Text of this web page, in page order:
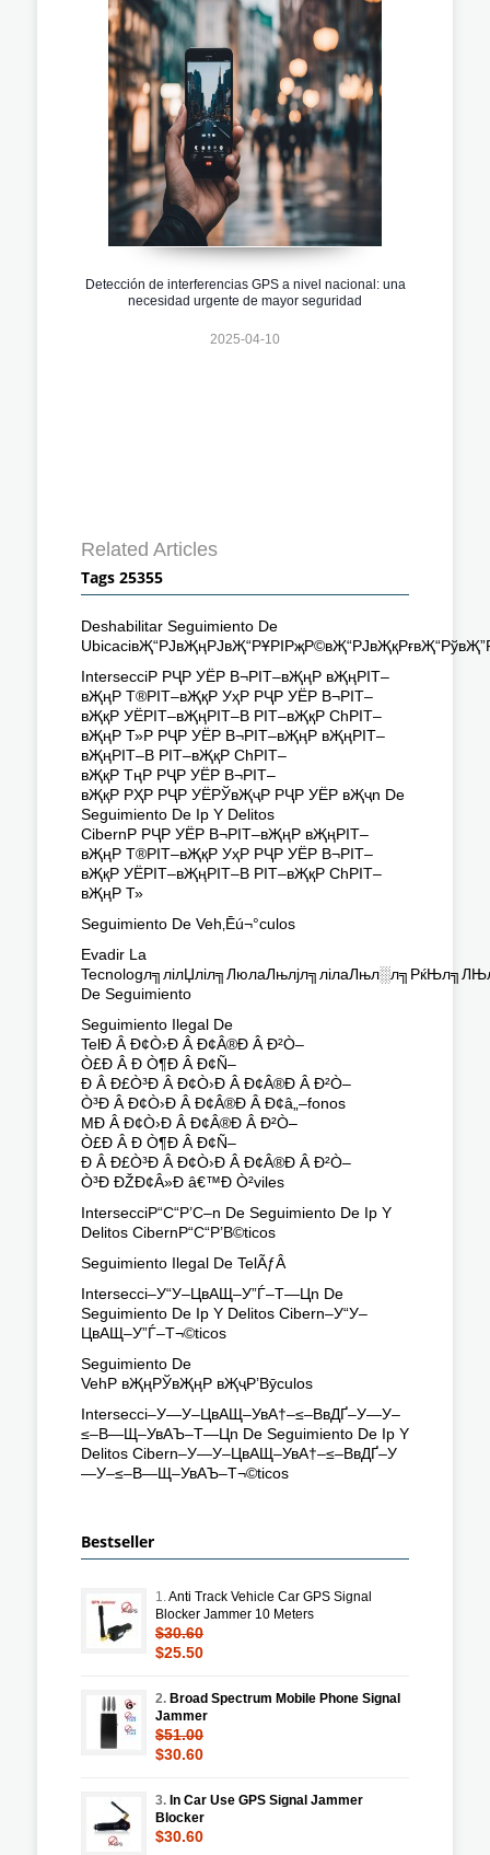
Detección de interferencias GPS a nivel nacional: una
necesidad urgente de mayor seguridad
2025-04-10
Related Articles
Tags 25355
Deshabilitar Seguimiento De
IntersecciР РҶР УЁР В¬РІТ–вҖңР вҖңРІТ–
вҖңР Т®РІТ–вҖқР УҳР РҶР УЁР В¬РІТ–
вҖқР УЁРІТ–вҖңРІТ–В РІТ–вҖқР СһРІТ–
вҖңР Т»Р РҶР УЁР В¬РІТ–вҖңР вҖңРІТ–
вҖңРІТ–В РІТ–вҖқР СһРІТ–
вҖқР ТңР РҶР УЁР В¬РІТ–
вҖқР РҲР РҶР УЁРЎвҖҷР РҶР УЁР вҖҷn De
Seguimiento De Ip Y Delitos
CibernР РҶР УЁР В¬РІТ–вҖңР вҖңРІТ–
вҖңР Т®РІТ–вҖқР УҳР РҶР УЁР В¬РІТ–
вҖқР УЁРІТ–вҖңРІТ–В РІТ–вҖқР СһРІТ–
вҖңР Т»
Seguimiento De Veh‚Ēú¬°culos
Evadir La
De Seguimiento
Seguimiento Ilegal De
TelÐ Â Ð¢Ò›Ð Â Ð¢Â®Ð Â Ð²Ò–
Ò£Ð Â Ð Ò¶Ð Â Ð¢Ñ–
Ð Â Ð£Ò³Ð Â Ð¢Ò›Ð Â Ð¢Â®Ð Â Ð²Ò–
Ò³Ð Â Ð¢Ò›Ð Â Ð¢Â®Ð Â Ð¢â„–fonos
MÐ Â Ð¢Ò›Ð Â Ð¢Â®Ð Â Ð²Ò–
Ò£Ð Â Ð Ò¶Ð Â Ð¢Ñ–
Ð Â Ð£Ò³Ð Â Ð¢Ò›Ð Â Ð¢Â®Ð Â Ð²Ò–
Ò³Ð ÐŽÐ¢Â»Ð â€™Ð Ò²viles
IntersecciР“С“Р’С–n De Seguimiento De Ip Y
Delitos CibernР“С“Р’В©ticos
Seguimiento Ilegal De TelÃƒÂ
Intersecci–У“У–ЦвАЩ–У”Ѓ–Т—Цn De
Seguimiento De Ip Y Delitos Cibern–У“У–
ЦвАЩ–У”Ѓ–Т¬©ticos
Seguimiento De
VehР вҖңРЎвҖңР вҖҷР’Вӯculos
Intersecci–У—У–ЦвАЩ–УвА†–≤–ВвДҐ–У—У–
≤–В—Щ–УвАЪ–Т—Цn De Seguimiento De Ip Y
Delitos Cibern–У—У–ЦвАЩ–УвА†–≤–ВвДҐ–У
—У–≤–В—Щ–УвАЪ–Т¬©ticos
Bestseller
1.Anti Track Vehicle Car GPS Signal
Blocker Jammer 10 Meters
$30.60
$25.50
2. Broad Spectrum Mobile Phone Signal
Jammer
$51.00
$30.60
3. In Car Use GPS Signal Jammer
Blocker
$30.60